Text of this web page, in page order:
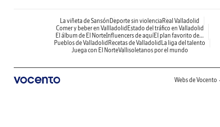
La viñeta de Sansón Deporte sin violencia Real Valladolid
Comer y beber en Vallladolid Estado del tráfico en Valladolid
El álbum de El NorteInfluencers de aquíEl plan favorito de...
Pueblos de Valladolid Recetas de Valladolid La liga del talento
Juega con El NorteVallisoletanos por el mundo
Webs de Vocento